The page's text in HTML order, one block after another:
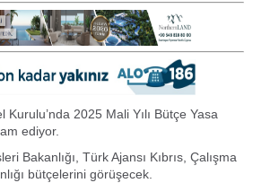
2025 Mali Yılı Bütçe Yasa
ediyor.
Bakanlığı, Türk Ajansı Kıbrıs, Çalışma
bütçelerini görüşecek.